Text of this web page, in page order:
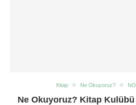
Kitap Ne Okuyoruz?
Ne Okuyoruz? Kitap